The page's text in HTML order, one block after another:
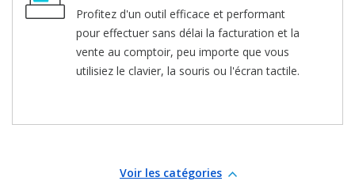
Profitez d'un outil efficace et performant
pour effectuer sans délai la facturation et la
vente au comptoir, peu importe que vous
utilisiez le clavier, la souris ou l'écran tactile.
Voir les catégories